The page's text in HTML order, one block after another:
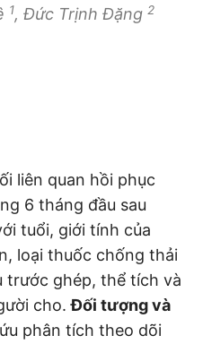
1, Đức Trịnh Đặng 2
liên quan hồi phục
6 tháng đầu sau
tuổi, giới tính của
loại thuốc chống thải
trước ghép, thể tích và
cho.Đối tượng và
phân tích theo dõi